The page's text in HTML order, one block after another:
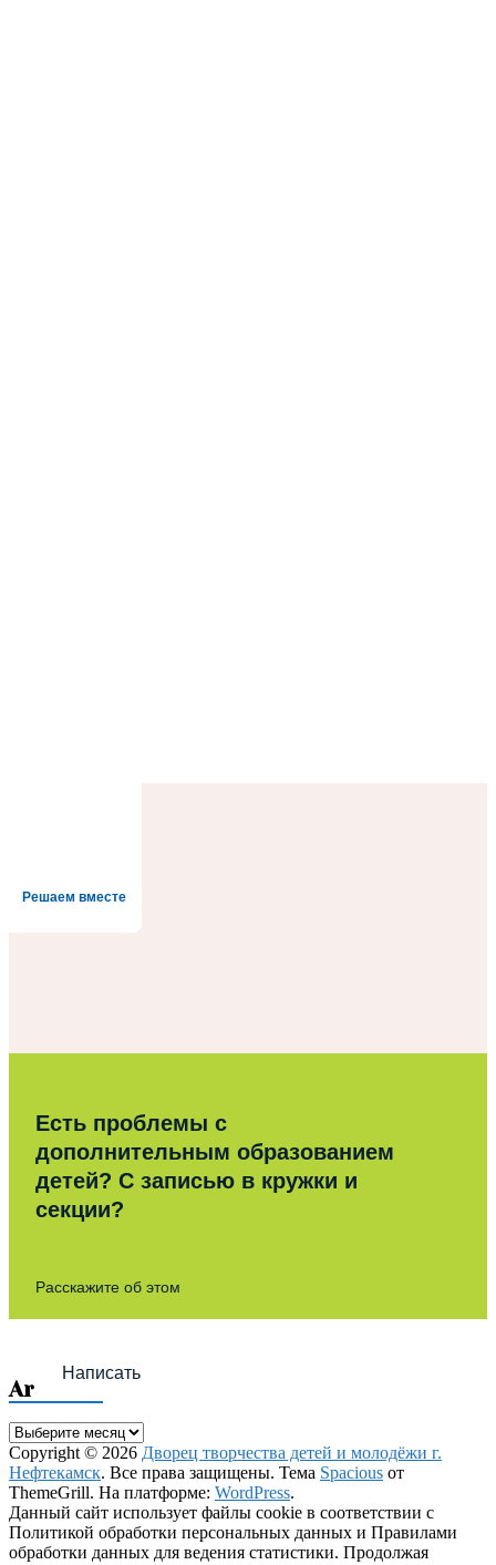
Решаем вместе
Есть проблемы с
дополнительным образованием
детей? С записью в кружки и
секции?
Расскажите об этом
Написать
Archives
Archives
Copyright © 2026 Дворец творчества детей и молодёжи г.
Нефтекамск. Все права защищены. Тема Spacious от
ThemeGrill. На платформе: WordPress.
Данный сайт использует файлы cookie в соответствии с
Политикой обработки персональных данных и Правилами
обработки данных для ведения статистики. Продолжая